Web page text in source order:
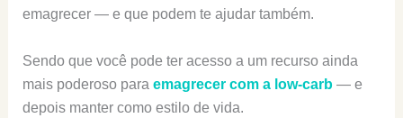
emagrecer — e que podem te ajudar também.
Sendo que você pode ter acesso a um recurso ainda
mais poderoso para emagrecer com a low-carb— e
depois manter como estilo de vida.